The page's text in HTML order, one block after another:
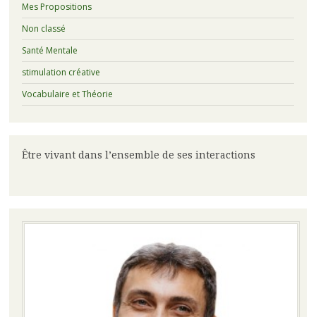
Mes Propositions
Non classé
Santé Mentale
stimulation créative
Vocabulaire et Théorie
Être vivant dans l’ensemble de ses interactions